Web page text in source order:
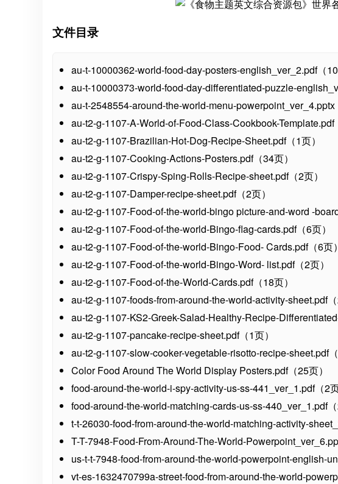
文件目录
au-t-10000362-world-food-day-posters-english_ver_2.pdf（10
au-t-10000373-world-food-day-differentiated-puzzle-
au-t-2548554-around-the-world-menu-powerpoint_ver_4.pptx
au-t2-g-1107-A-World-of-Food-Class-Cookbook-Template.pdf
au-t2-g-1107-Brazilian-Hot-Dog-Recipe-Sheet.pdf（1页）
au-t2-g-1107-Cooking-Actions-Posters.pdf（34页）
au-t2-g-1107-Crispy-Sping-Rolls-Recipe-sheet.pdf（2页）
au-t2-g-1107-Damper-recipe-sheet.pdf（2页）
au-t2-g-1107-Food-of-the-world-bingo picture-and-word -
au-t2-g-1107-Food-of-the-world-Bingo-flag-cards.pdf（6页）
au-t2-g-1107-Food-of-the-world-Bingo-Food- Cards.pdf（6页）
au-t2-g-1107-Food-of-the-world-Bingo-Word- list.pdf（2页）
au-t2-g-1107-Food-of-the-World-Cards.pdf（18页）
au-t2-g-1107-foods-from-around-the-world-activity-sheet.pdf（
au-t2-g-1107-KS2-Greek-Salad-Healthy-Recipe-
au-t2-g-1107-pancake-recipe-sheet.pdf（1页）
au-t2-g-1107-slow-cooker-vegetable-risotto-recipe-sheet.pdf（
Color Food Around The World Display Posters.pdf（25页）
food-around-the-world-i-spy-activity-us-ss-441_ver_1.pdf（2页
food-around-the-world-matching-cards-us-ss-440_ver_1.pdf（
t-t-26030-food-from-around-the-world-matching-activity-
T-T-7948-Food-From-Around-The-World-
us-t-t-7948-food-from-around-the-world-powerpoint-english-
vt-es-1632470799a-street-food-from-around-the-world-